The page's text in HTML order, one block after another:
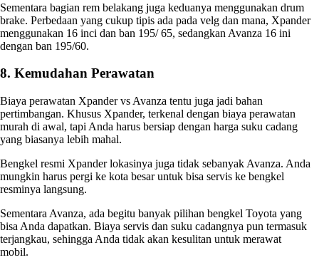
Sementara bagian rem belakang juga keduanya menggunakan drum
brake. Perbedaan yang cukup tipis ada pada velg dan mana, Xpander
menggunakan 16 inci dan ban 195/ 65, sedangkan Avanza 16 ini
dengan ban 195/60.
8. Kemudahan Perawatan
Biaya perawatan Xpander vs Avanza tentu juga jadi bahan
pertimbangan. Khusus Xpander, terkenal dengan biaya perawatan
murah di awal, tapi Anda harus bersiap dengan harga suku cadang
yang biasanya lebih mahal.
Bengkel resmi Xpander lokasinya juga tidak sebanyak Avanza. Anda
mungkin harus pergi ke kota besar untuk bisa servis ke bengkel
resminya langsung.
Sementara Avanza, ada begitu banyak pilihan bengkel Toyota yang
bisa Anda dapatkan. Biaya servis dan suku cadangnya pun termasuk
terjangkau, sehingga Anda tidak akan kesulitan untuk merawat
mobil.